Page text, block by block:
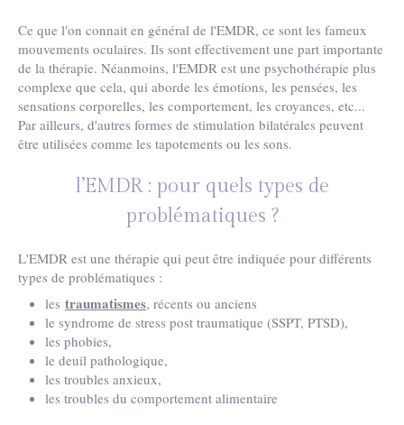
Ce que l'on connait en général de l'EMDR, ce sont les fameux
mouvements oculaires. Ils sont effectivement une part importante
de la thérapie. Néanmoins, l'EMDR est une psychothérapie plus
complexe que cela, qui aborde les émotions, les pensées, les
sensations corporelles, les comportement, les croyances, etc...
Par ailleurs, d'autres formes de stimulation bilatérales peuvent
être utilisées comme les tapotements ou les sons.
l’EMDR : pour quels types de
problématiques ?
L'EMDR est une thérapie qui peut être indiquée pour différents
types de problématiques :
les traumatismes, récents ou anciens
le syndrome de stress post traumatique (SSPT, PTSD),
les phobies,
le deuil pathologique,
les troubles anxieux,
les troubles du comportement alimentaire